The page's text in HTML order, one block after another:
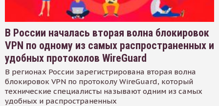
В России началась вторая волна блокировок
VPN по одному из самых распространенных и
удобных протоколов WireGuard
В регионах России зарегистрирована вторая волна
блокировок VPN по протоколу WireGuard, который
технические специалисты называют одним из самых
удобных и распространенных